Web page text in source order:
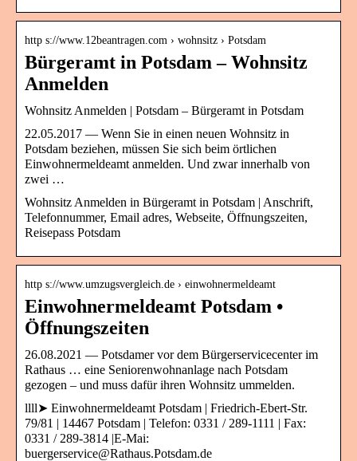
http s://www.12beantragen.com › wohnsitz › Potsdam
Bürgeramt in Potsdam – Wohnsitz
Anmelden
Wohnsitz Anmelden | Potsdam – Bürgeramt in Potsdam
22.05.2017 — Wenn Sie in einen neuen Wohnsitz in
Potsdam beziehen, müssen Sie sich beim örtlichen
Einwohnermeldeamt anmelden. Und zwar innerhalb von
zwei …
Wohnsitz Anmelden in Bürgeramt in Potsdam | Anschrift,
Telefonnummer, Email adres, Webseite, Öffnungszeiten,
Reisepass Potsdam
http s://www.umzugsvergleich.de › einwohnermeldeamt
Einwohnermeldeamt Potsdam •
Öffnungszeiten
26.08.2021 — Potsdamer vor dem Bürgerservicecenter im
Rathaus … eine Seniorenwohnanlage nach Potsdam
gezogen – und muss dafür ihren Wohnsitz ummelden.
llll➤ Einwohnermeldeamt Potsdam | Friedrich-Ebert-Str.
79/81 | 14467 Potsdam | Telefon: 0331 / 289-1111 | Fax:
0331 / 289-3814 |E-Mai:
buergerservice@Rathaus.Potsdam.de